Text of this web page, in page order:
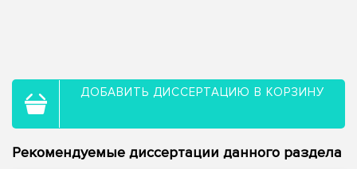
ДОБАВИТЬ ДИССЕРТАЦИЮ В КОРЗИНУ
Рекомендуемые диссертации данного раздела